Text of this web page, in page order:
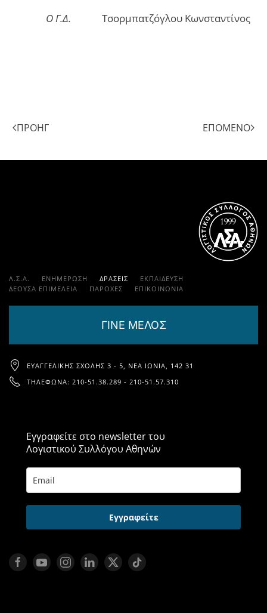
Ο Γ.Δ. Τσορμπατζόγλου Κωνσταντίνος
ΠΡΟΗΓ ΕΠΌΜΕΝΟ
Λ.Σ.Α. ΕΝΗΜΕΡΩΣΗ ΔΡΑΣΕΙΣ
ΕΚΠΑΊΔΕΥΣΗ
ΔΕΟΥΣΑ ΕΠΙΜΕΛΕΙΑ
ΠΑΡΟΧΈΣ ΕΠΙΚΟΙΝΩΝΊΑ
ΓΙΝΕ ΜΕΛΟΣ
ΕΥΑΓΓΕΛΙΚΉΣ ΣΧΟΛΉΣ 3 - 5, ΝΈΑ ΙΩΝΊΑ, 142 31
ΤΗΛΈΦΩΝΑ: 210-51.38.289 - 210-51.57.310
Εγγραφείτε στο newsletter του
Λογιστικού Συλλόγου Αθηνών
Εγγραφείτε